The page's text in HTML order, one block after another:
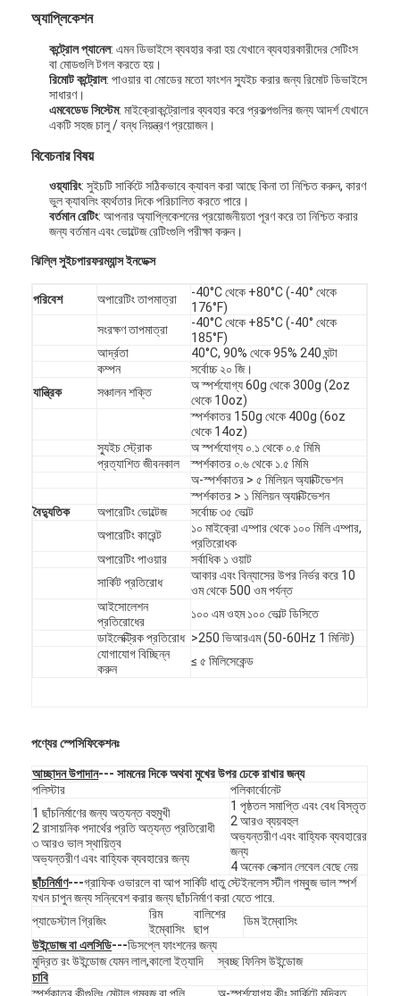
আমাদের সম্বন্ধে
আমাদের সাথে যোগাযোগ
খবর
একটি উদ্ধৃতি অনুরোধ করুন
LED ঝিল্লি সুইচ
স্পর্শকাতর ঝিল্লি সুইচ
অ্যাপ্লিকেশন
কন্ট্রোল প্যানেল: এমন ডিভাইসে ব্যবহার করা হয় যেখানে ব্যবহারকারীদের সেটিংস
বা মোডগুলি টগল করতে হয়।
রিমোট কন্ট্রোল: পাওয়ার বা মোডের মতো ফাংশন স্যুইচ করার জন্য রিমোট ডিভাইসে
সাধারণ।
এমবেডেড সিস্টেম: মাইক্রোকন্ট্রোলার ব্যবহার করে প্রকল্পগুলির জন্য আদর্শ যেখানে
একটি সহজ চালু / বন্ধ নিয়ন্ত্রণ প্রয়োজন।
বিবেচনার বিষয়
ওয়্যারিং: সুইচটি সার্কিটে সঠিকভাবে ক্যাবল করা আছে কিনা তা নিশ্চিত করুন, কারণ
ভুল ক্যাবলিং ব্যর্থতার দিকে পরিচালিত করতে পারে।
বর্তমান রেটিং: আপনার অ্যাপ্লিকেশনের প্রয়োজনীয়তা পূরণ করে তা নিশ্চিত করার
জন্য বর্তমান এবং ভোল্টেজ রেটিংগুলি পরীক্ষা করুন।
ঝিল্লি সুইচপারফরম্যান্স ইনডেক্স
পরিবেশ অপারেটিং তাপমাত্রা
-40°C থেকে +80°C (-40° থেকে
176°F)
সংরক্ষণ তাপমাত্রা
-40°C থেকে +85°C (-40° থেকে
185°F)
আর্দ্রতা
40°C, 90% থেকে 95% 240 ঘন্টা
কম্পন
সর্বোচ্চ ২০ জি।
যান্ত্রিক
সঞ্চালন শক্তি
অ স্পর্শযোগ্য 60g থেকে 300g (2oz
থেকে 10oz)
স্পর্শকাতর 150g থেকে 400g (6oz
থেকে 14oz)
স্যুইচ স্ট্রোক
অ স্পর্শযোগ্য ০.১ থেকে ০.৫ মিমি
প্রত্যাশিত জীবনকাল
স্পর্শকাতর ০.৬ থেকে ১.৫ মিমি
অ-স্পর্শকাতর > ৫ মিলিয়ন অ্যাক্টিভেশন
স্পর্শকাতর > ১ মিলিয়ন অ্যাক্টিভেশন
বৈদ্যুতিক
অপারেটিং ভোল্টেজ
সর্বোচ্চ ৩৫ ভোল্ট
অপারেটিং কারেন্ট
১০ মাইক্রো এম্পার থেকে ১০০ মিলি এম্পার,
প্রতিরোধক
অপারেটিং পাওয়ার
সর্বাধিক ১ ওয়াট
সার্কিট প্রতিরোধ
আকার এবং বিন্যাসের উপর নির্ভর করে 10
ওম থেকে 500 ওম পর্যন্ত
আইসোলেশন
প্রতিরোধের
১০০ এম ওহম ১০০ ভোল্ট ডিসিতে
ডাইলেক্ট্রিক প্রতিরোধ >250 ভিআরএম (50-60Hz 1 মিনিট)
যোগাযোগ বিচ্ছিন্ন
করুন
≤ ৫ মিলিসেকেন্ড
পণ্যের স্পেসিফিকেশনঃ
আচ্ছাদন উপাদান--- সামনের দিকে অথবা মুখের উপর ঢেকে রাখার জন্য
পলিস্টার
পলিকার্বোনেট
1 ছাঁচনির্মাণের জন্য অত্যন্ত বহুমুখী
2 রাসায়নিক পদার্থের প্রতি অত্যন্ত প্রতিরোধী
৩ আরও ভাল স্থায়িত্ব
অভ্যন্তরীণ এবং বাহ্যিক ব্যবহারের জন্য
1 পৃষ্ঠতল সমাপ্তি এবং বেধ বিস্তৃত
2 আরও ব্যয়বহুল
অভ্যন্তরীণ এবং বাহ্যিক ব্যবহারের
জন্য
4 অনেক লেক্সান লেবেল বেছে নেয়
ছাঁচনির্মাণ---গ্রাফিক ওভারলে বা আপ সার্কিট ধাতু স্টেইনলেস স্টীল গম্বুজ ভাল স্পর্শ
যখন চাপুন জন্য সন্নিবেশ করার জন্য ছাঁচনির্মাণ করা যেতে পারে.
প্যাডেস্টাল গ্রিজিং
রিম
ইম্বোসিং
বালিশের
ছাপ
ডিম ইম্বোসিং
উইন্ডোজ বা এলসিডি---ডিসপ্লে ফাংশনের জন্য
মুদ্রিত রং উইন্ডোজ যেমন লাল,কালো ইত্যাদি
স্বচ্ছ ফিনিস উইন্ডোজ
চাবি